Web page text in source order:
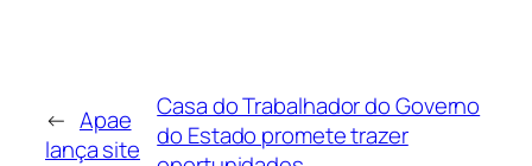
← Apae
lança site
Casa do Trabalhador do Governo
do Estado promete trazer